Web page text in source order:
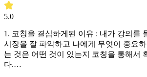
5.0
1. 코칭을 결심하게된 이유 : 내가 강의를 들으며 제대로 현재
시장을 잘 파악하고 나에게 무엇이 중요
는 것은 어떤 것이 있는지 코칭을 통해서
다.